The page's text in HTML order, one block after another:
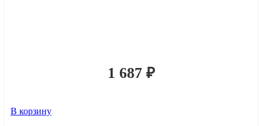
1 687 ₽
В корзину